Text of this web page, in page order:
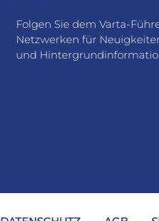
Folgen Sie dem Varta-
Netzwerken für
und